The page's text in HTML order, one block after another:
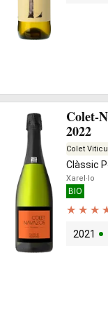
Colet-
2022
Colet
Clàssic
Xarel·lo
BIO
2021